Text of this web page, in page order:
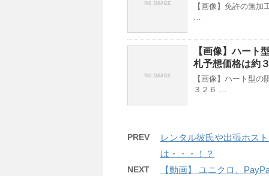
【画像】免許の無
【画像】ハート
札予想価格は約
【画像】ハート型
３２６ …
PREV
レンタル彼氏や出張ホス
は・・・！？
NEXT 【動画】 ユニクロ、